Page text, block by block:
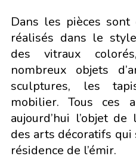
Dans les pièces
réalisés dans le
des vitraux
nombreux objets
sculptures, les
mobilier. Tous ces
aujourd’hui l’objet
des arts décoratifs qui
résidence de l’émir.